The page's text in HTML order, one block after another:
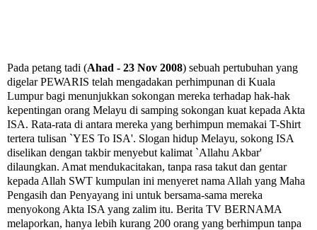
Pada petang tadi (Ahad - 23 Nov 2008) sebuah pertubuhan yang
digelar PEWARIS telah mengadakan perhimpunan di Kuala
Lumpur bagi menunjukkan sokongan mereka terhadap hak-hak
kepentingan orang Melayu di samping sokongan kuat kepada Akta
ISA. Rata-rata di antara mereka yang berhimpun memakai T-Shirt
tertera tulisan `YES To ISA'. Slogan hidup Melayu, sokong ISA
diselikan dengan takbir menyebut kalimat `Allahu Akbar'
dilaungkan. Amat mendukacitakan, tanpa rasa takut dan gentar
kepada Allah SWT kumpulan ini menyeret nama Allah yang Maha
Pengasih dan Penyayang ini untuk bersama-sama mereka
menyokong Akta ISA yang zalim itu. Berita TV BERNAMA
melaporkan, hanya lebih kurang 200 orang yang berhimpun tanpa